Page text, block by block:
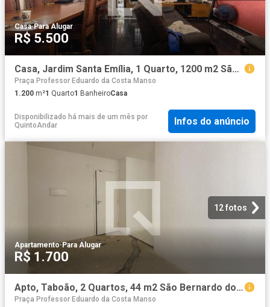
Casa·Para Alugar
R$ 5.500
Casa, Jardim Santa Emília, 1 Quarto, 1200 m2 São Paulo
Praça Professor Eduardo da Costa Manso
1.200 m²1 Quarto1 BanheiroCasa
Disponibilizado há mais de um mês por
QuintoAndar
Infos do anúncio
12 fotos
Apartamento· Para Alugar
R$ 1.700
Apto, Taboão, 2 Quartos, 44 m2 São Bernardo do Campo
Praça Professor Eduardo da Costa Manso